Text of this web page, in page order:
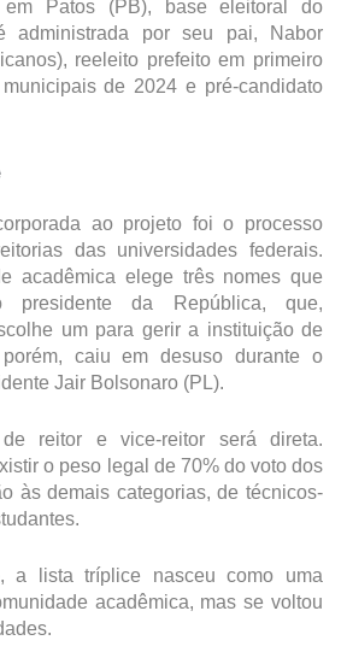
em Patos (PB), base eleitoral do
administrada por seu pai, Nabor
reeleito prefeito em primeiro
de 2024 e pré-candidato
ao projeto foi o processo
das universidades federais.
acadêmica elege três nomes que
presidente da República, que,
um para gerir a instituição de
caiu em desuso durante o
Jair Bolsonaro (PL).
reitor e vice-reitor será direta.
o peso legal de 70% do voto dos
às demais categorias, de técnicos-
a lista tríplice nasceu como uma
acadêmica, mas se voltou